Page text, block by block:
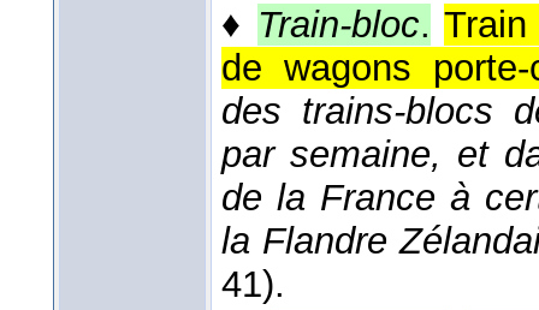
♦ Train-bloc.
de wagons porte-
des trains-blocs
par semaine, et
de la France à
la Flandre
41).